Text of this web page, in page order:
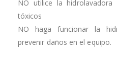
NO utilice la
tóxicos
NO haga funcionar la
prevenir daños en el equipo.